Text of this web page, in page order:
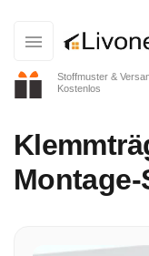
Stoffmuster &
Kostenlos
Montage-